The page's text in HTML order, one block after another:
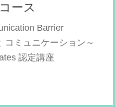
ース
Barrier
コミュニケーション～
認定講座